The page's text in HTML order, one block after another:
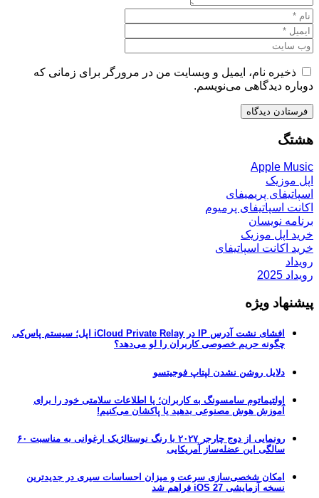
ذخیره نام، ایمیل و وبسایت من در مرورگر برای زمانی که
دوباره دیدگاهی می‌نویسم.
هشتگ
Apple Music
اپل موزیک
اسپاتیفای پریمیفای
اکانت اسپاتیفای پرمیوم
برنامه نویسان
خرید اپل موزیک
خرید اکانت اسپاتیفای
رویداد
رویداد 2025
پیشنهاد ویژه
افشای نشت آدرس IP در iCloud Private Relay اپل؛ سیستم پاس‌کی
چگونه حریم خصوصی کاربران را لو می‌دهد؟
دلایل روشن نشدن لپتاپ فوجیتسو
اولتیماتوم سامسونگ به کاربران؛ یا اطلاعات سلامتی خود را برای
آموزش هوش مصنوعی بدهید یا پاکشان می‌کنیم!
رونمایی از دوج چارجر ۲۰۲۷ با رنگ نوستالژیک ارغوانی به مناسبت ۶۰
سالگی این عضله‌ساز آمریکایی
امکان شخصی‌سازی سرعت و میزان احساسات سیری در جدیدترین
نسخه آزمایشی iOS 27 فراهم شد